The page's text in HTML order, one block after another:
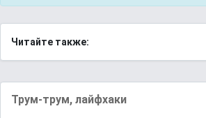
Читайте также:
Трум-трум, лайфхаки